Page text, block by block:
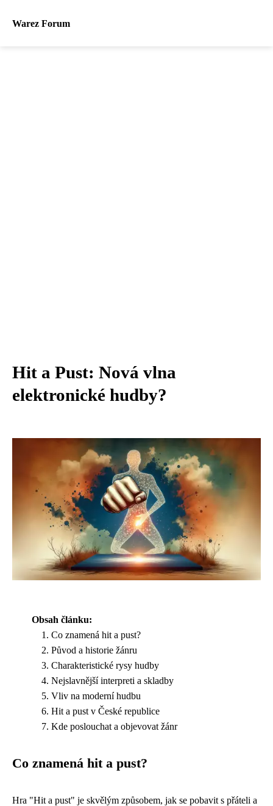
Warez Forum
Hit a Pust: Nová vlna
elektronické hudby?
Obsah článku:
Co znamená hit a pust?
Původ a historie žánru
Charakteristické rysy hudby
Nejslavnější interpreti a skladby
Vliv na moderní hudbu
Hit a pust v České republice
Kde poslouchat a objevovat žánr
Co znamená hit a pust?
Hra "Hit a pust" je skvělým způsobem, jak se pobavit s přáteli a